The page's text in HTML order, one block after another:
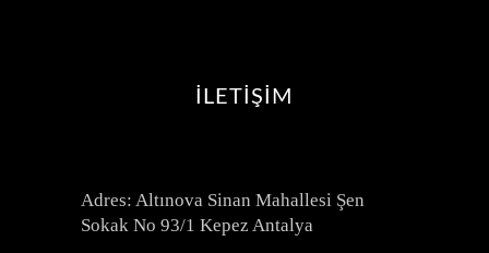
İLETİŞİM
Adres: Altınova Sinan Mahallesi Şen
Sokak No 93/1 Kepez Antalya